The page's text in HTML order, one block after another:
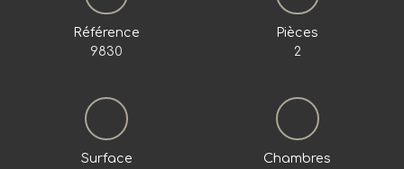
Référence
9830
Pièces
2
Surface
Chambres